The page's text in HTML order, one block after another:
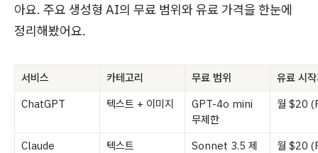
아요. 주요 생성형 AI의 무료 범위와 유료 가격을 한눈에
정리해봤어요.
서비스 카테고리 무료 범위
유료 시
ChatGPT
텍스트 + 이미지
GPT-4o mini
무제한
월 $20
Claude 텍스트
Sonnet 3.5 제
월 $20